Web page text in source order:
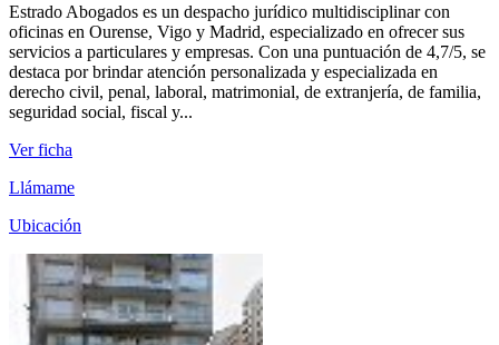
Estrado Abogados es un despacho jurídico multidisciplinar con
oficinas en Ourense, Vigo y Madrid, especializado en ofrecer sus
servicios a particulares y empresas. Con una puntuación de 4,7/5, se
destaca por brindar atención personalizada y especializada en
derecho civil, penal, laboral, matrimonial, de extranjería, de familia,
seguridad social, fiscal y...
Ver ficha
Llámame
Ubicación